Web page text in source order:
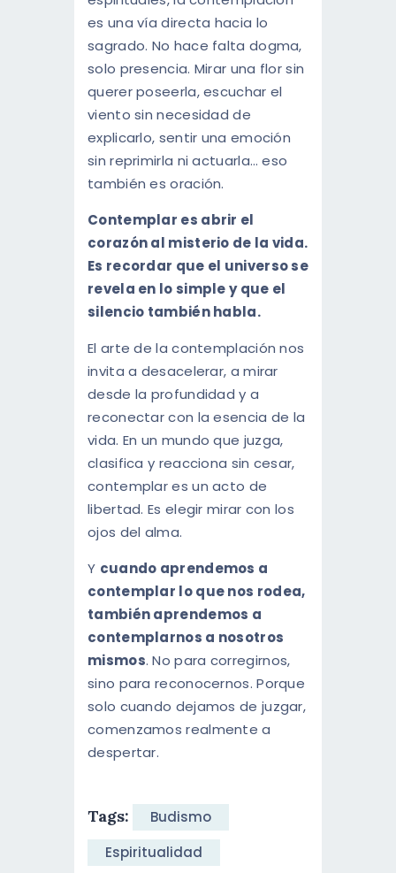
es una vía directa hacia lo
sagrado. No hace falta dogma,
solo presencia. Mirar una flor sin
querer poseerla, escuchar el
viento sin necesidad de
explicarlo, sentir una emoción
sin reprimirla ni actuarla… eso
también es oración.
Contemplar es abrir el
corazón al misterio de la vida.
Es recordar que el universo se
revela en lo simple y que el
silencio también habla.
El arte de la contemplación nos
invita a desacelerar, a mirar
desde la profundidad y a
reconectar con la esencia de la
vida. En un mundo que juzga,
clasifica y reacciona sin cesar,
contemplar es un acto de
libertad. Es elegir mirar con los
ojos del alma.
Y cuando aprendemos a
contemplar lo que nos rodea,
también aprendemos a
contemplarnos a nosotros
mismos. No para corregirnos,
sino para reconocernos. Porque
solo cuando dejamos de juzgar,
comenzamos realmente a
despertar.
Tags:
Budismo
Espiritualidad